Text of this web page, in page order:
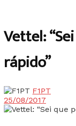
Vettel:
rápido”
F1PT
25/08/2017